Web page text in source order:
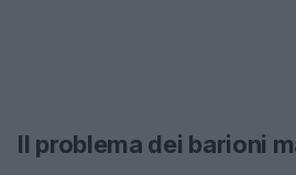
Il problema dei barioni